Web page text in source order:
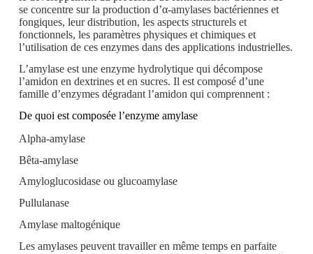
se concentre sur la production d’α-amylases bactériennes et
fongiques, leur distribution, les aspects structurels et
fonctionnels, les paramètres physiques et chimiques et
l’utilisation de ces enzymes dans des applications industrielles.
L’amylase est une enzyme hydrolytique qui décompose
l’amidon en dextrines et en sucres. Il est composé d’une
famille d’enzymes dégradant l’amidon qui comprennent :
De quoi est composée l’enzyme amylase
Alpha-amylase
Bêta-amylase
Amyloglucosidase ou glucoamylase
Pullulanase
Amylase maltogénique
Les amylases peuvent travailler en même temps en parfaite